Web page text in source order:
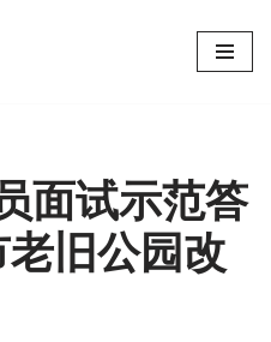
面试示范答
旧公园改